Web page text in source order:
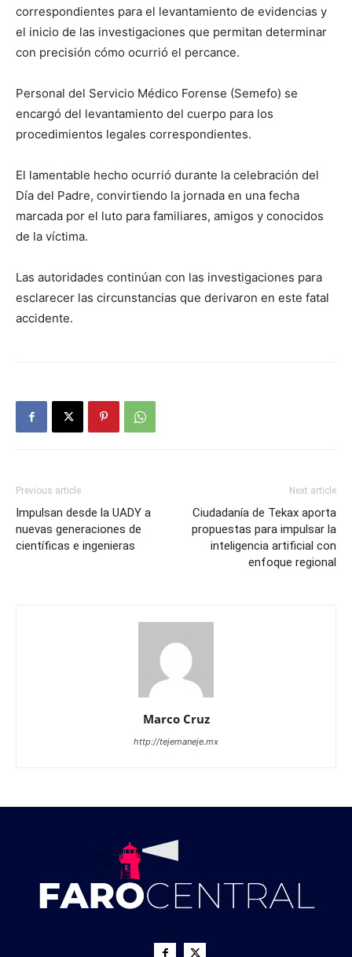
correspondientes para el levantamiento de evidencias y
el inicio de las investigaciones que permitan determinar
con precisión cómo ocurrió el percance.
Personal del Servicio Médico Forense (Semefo) se
encargó del levantamiento del cuerpo para los
procedimientos legales correspondientes.
El lamentable hecho ocurrió durante la celebración del
Día del Padre, convirtiendo la jornada en una fecha
marcada por el luto para familiares, amigos y conocidos
de la víctima.
Las autoridades continúan con las investigaciones para
esclarecer las circunstancias que derivaron en este fatal
accidente.
Previous article
Impulsan desde la UADY a
nuevas generaciones de
científicas e ingenieras
Next article
Ciudadanía de Tekax aporta
propuestas para impulsar la
inteligencia artificial con
enfoque regional
Marco Cruz
http://tejemaneje.mx